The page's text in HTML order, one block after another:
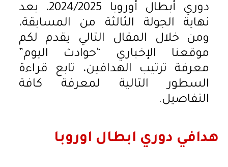
دوري أبطال أوروبا 2024/2025، بعد
نهاية الجولة الثالثة من المسابقة،
ومن خلال المقال التالي يقدم لكم
موقعنا الإخباري “حوادث اليوم”
معرفة ترتيب الهدافين، تابع قراءة
السطور التالية لمعرفة كافة
التفاصيل.
هدافي دوري ابطال اوروبا